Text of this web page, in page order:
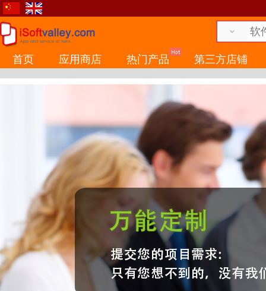
首页 应用商店 热门产品 第三方店铺